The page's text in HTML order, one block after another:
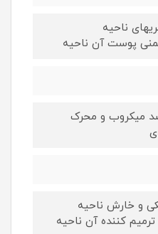
ناحیه
پوست آن ناحیه
میکروب و محرک
و خارش ناحیه
کننده آن ناحیه